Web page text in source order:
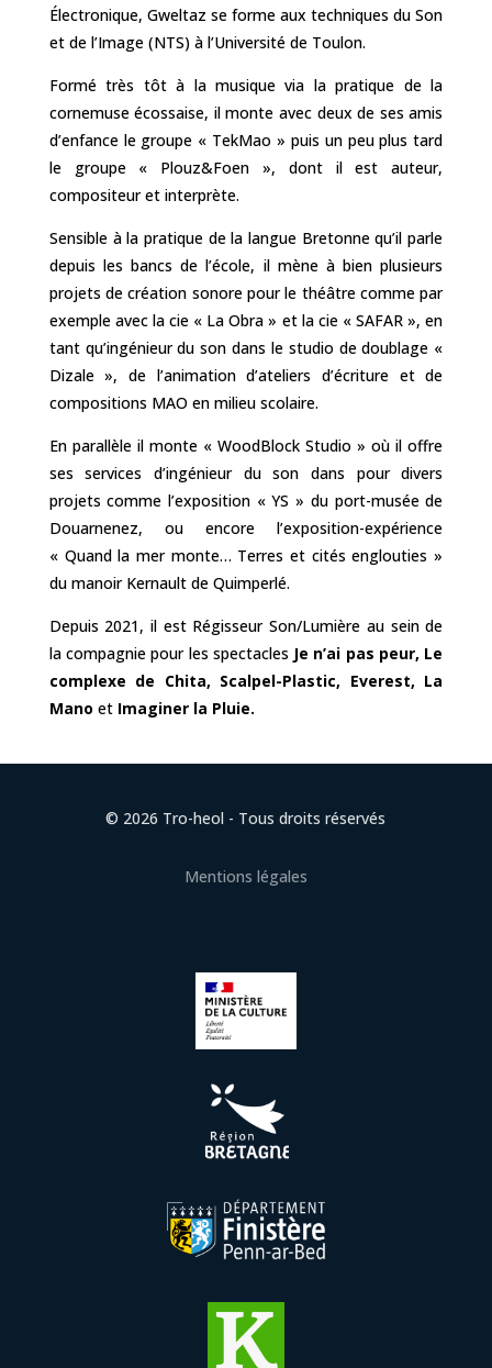
Électronique, Gweltaz se forme aux techniques du Son
et de l’Image (NTS) à l’Université de Toulon.
Formé très tôt à la musique via la pratique de la
cornemuse écossaise, il monte avec deux de ses amis
d’enfance le groupe « TekMao » puis un peu plus tard
le groupe « Plouz&Foen », dont il est auteur,
compositeur et interprète.
Sensible à la pratique de la langue Bretonne qu’il parle
depuis les bancs de l’école, il mène à bien plusieurs
projets de création sonore pour le théâtre comme par
exemple avec la cie « La Obra » et la cie « SAFAR », en
tant qu’ingénieur du son dans le studio de doublage «
Dizale », de l’animation d’ateliers d’écriture et de
compositions MAO en milieu scolaire.
En parallèle il monte « WoodBlock Studio » où il offre
ses services d’ingénieur du son dans pour divers
projets comme l’exposition « YS » du port-musée de
Douarnenez, ou encore l’exposition-expérience
« Quand la mer monte… Terres et cités englouties »
du manoir Kernault de Quimperlé.
Depuis 2021, il est Régisseur Son/Lumière au sein de
la compagnie pour les spectacles Je n’ai pas peur, Le
complexe de Chita, Scalpel-Plastic, Everest, La
Mano et Imaginer la Pluie.
© 2026 Tro-heol - Tous droits réservés
Mentions légales